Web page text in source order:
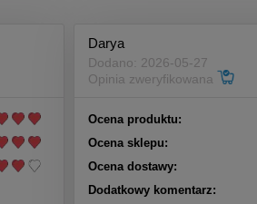
Darya
Dodano: 2026-05-27
Opinia zweryfikowana
Ocena produktu:
Ocena sklepu:
Ocena dostawy:
Dodatkowy komentarz: